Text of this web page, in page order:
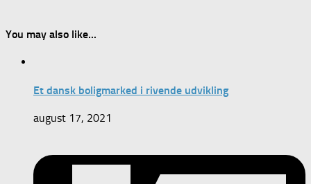
You may also like...
Et dansk boligmarked i rivende udvikling
august 17, 2021